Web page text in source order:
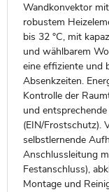
Wandkonvektor
robustem
bis 32 °C, mit
und wählbarem
eine effiziente und
Absenkzeiten.
Kontrolle der
und
(EIN/Frostschutz).
selbstlernende
Anschlussleitung
Festanschluss),
Montage und